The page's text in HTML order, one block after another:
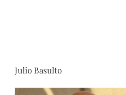
Julio Basulto